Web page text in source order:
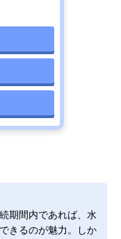
期間内であれば、水
きるのが魅力。しか